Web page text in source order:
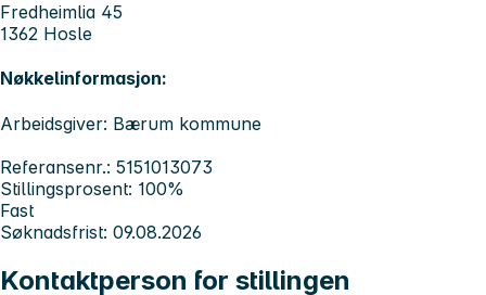
Fredheimlia 45
1362 Hosle
Nøkkelinformasjon:
Arbeidsgiver: Bærum kommune
Referansenr.: 5151013073
Stillingsprosent: 100%
Fast
Søknadsfrist: 09.08.2026
Kontaktperson for stillingen